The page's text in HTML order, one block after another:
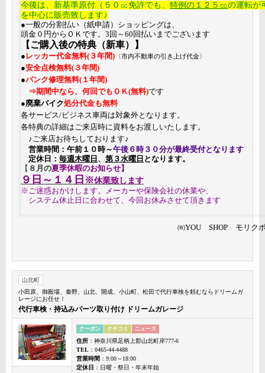
今後は、新基準原付（５０㏄免許でも、 特例の１２５㏄の運転が
を中心に販売致します♪
●一般の分割払い（紙申請）ショッピングは、
頭金０円からＯＫです。3回～60回払いまでございます
【ご購入後の特典（新車）】
● レッカー代金無料(３年間) 〈市内不動車の引き上げ代金〉
●安全点検無料(３年間)
●パンク修理無料(１年間)
⇒期間中なら、何回でもＯＫ(無料)です
●廃棄バイク処分代金も無料
各サービス/ビジネス車両は対象外となります。
各特典の詳細はご来店時に資料をお渡しいたします。
♪ご来店お待ちしております♪
営業時間：午前１０時～午後６時３０分が最終受付となります
定休日： 毎週木曜日 、 第３水曜日 となります。
【 ８月の夏季休暇のお知らせ】
９日～１４日 ※休業致します
※ご迷惑おかけします。メーカーや保険会社の休業や、
システム休止日に合わせて、今回お休みさせて頂きます
㈲YOU SHOP モリク
山北町
小田原、御殿場、秦野、山北、開成、小山町、松田で代行車検を頼むならドリームガ
レージにお任せ！
代行車検・持込みパーツ取り付け ドリームガレージ
クーポン クチコミ ニュース
住所 ：神奈川県足柄上郡山北町岸777-6
TEL ：0465-44-4488
営業時間 ：9:00～18:00
定休日 ：日曜・祭日・年末年始